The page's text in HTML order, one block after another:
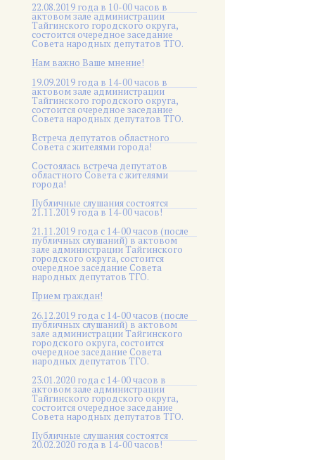
22.08.2019 года в 10-00 часов в
актовом зале администрации
Тайгинского городского округа,
состоится очередное заседание
Совета народных депутатов ТГО.
Нам важно Ваше мнение!
19.09.2019 года в 14-00 часов в
актовом зале администрации
Тайгинского городского округа,
состоится очередное заседание
Совета народных депутатов ТГО.
Встреча депутатов областного
Совета с жителями города!
Состоялась встреча депутатов
областного Совета с жителями
города!
Публичные слушания состоятся
21.11.2019 года в 14-00 часов!
21.11.2019 года с 14-00 часов (после
публичных слушаний) в актовом
зале администрации Тайгинского
городского округа, состоится
очередное заседание Совета
народных депутатов ТГО.
Прием граждан!
26.12.2019 года с 14-00 часов (после
публичных слушаний) в актовом
зале администрации Тайгинского
городского округа, состоится
очередное заседание Совета
народных депутатов ТГО.
23.01.2020 года с 14-00 часов в
актовом зале администрации
Тайгинского городского округа,
состоится очередное заседание
Совета народных депутатов ТГО.
Публичные слушания состоятся
20.02.2020 года в 14-00 часов!